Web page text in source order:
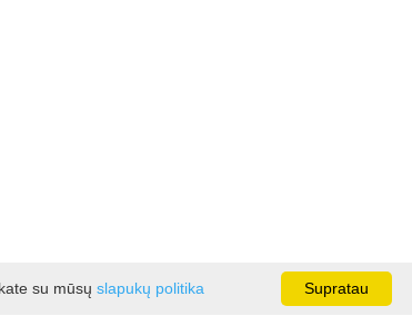
Supratau
su mūsų slapukų politika